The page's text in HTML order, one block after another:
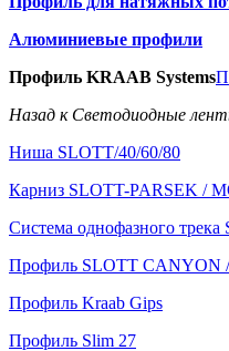
Алюминиевые профили
Профиль KRAAB Systems
Назад к Светодиодные
Ниша SLOTT/40/60/80
Карниз SLOTT-PARSEK /
Система однофазного
Профиль SLOTT
Профиль Kraab Gips
Профиль Slim 27